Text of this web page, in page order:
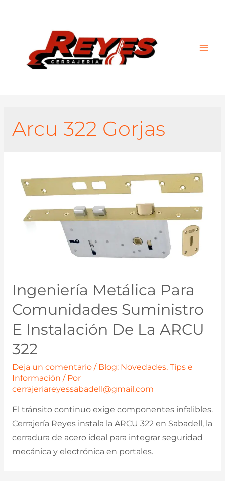
Arcu 322 Gorjas
Ingeniería Metálica Para
Comunidades Suministro
E Instalación De La ARCU
322
Deja un comentario / Blog: Novedades, Tips e
Información / Por
cerrajeriareyessabadell@gmail.com
El tránsito continuo exige componentes infalibles.
Cerrajería Reyes instala la ARCU 322 en Sabadell, la
cerradura de acero ideal para integrar seguridad
mecánica y electrónica en portales.